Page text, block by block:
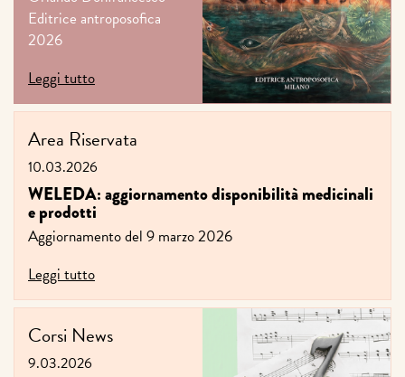
Editrice antroposofica
2026
Leggi tutto
Area Riservata
10.03.2026
WELEDA: aggiornamento disponibilità medicinali
e prodotti
Aggiornamento del 9 marzo 2026
Leggi tutto
Corsi News
9.03.2026